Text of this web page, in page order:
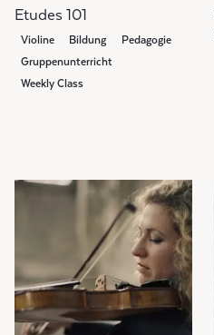
Etudes 101
Violine Bildung
Pedagogie
Gruppenunterricht
Weekly Class